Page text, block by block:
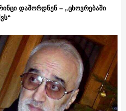
დაშორდნენ – „ცხოვრებაში